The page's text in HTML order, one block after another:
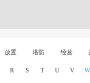
放置 塔防 经营
R S T U V W